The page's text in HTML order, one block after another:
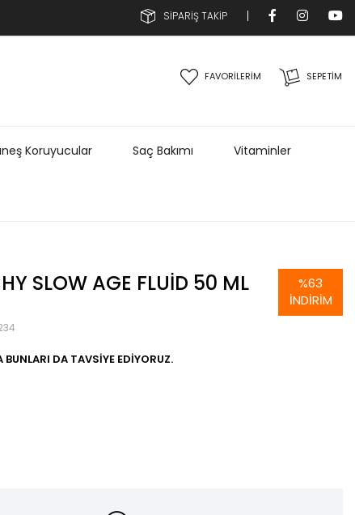
SİPARİŞ TAKİP
SEPETIM
FAVORİLERİM
Koruyucular Saç Bakımı Vitaminler
SLOW AGE FLUID 50 ML
BUNLARI DA TAVSIYE EDIYORUZ.
%63
İNDIRIM